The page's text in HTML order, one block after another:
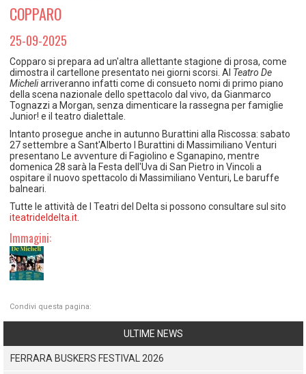
Coordinamento Provinciale Ferrarese Informagiovani
COPPARO
25-09-2025
Copparo si prepara ad un'altra allettante stagione di prosa, come
dimostra il cartellone presentato nei giorni scorsi. Al Teatro De
Micheliarriveranno infatti come di consueto nomi di primo piano
della scena nazionale dello spettacolo dal vivo, da Gianmarco
Tognazzi a Morgan, senza dimenticare la rassegna per famiglie
Junior! e il teatro dialettale.
Intanto prosegue anche in autunno Burattini alla Riscossa: sabato
27 settembre a Sant'Alberto I Burattini di Massimiliano Venturi
presentano Le avventure di Fagiolino e Sganapino, mentre
domenica 28 sarà la Festa dell'Uva di San Pietro in Vincoli a
ospitare il nuovo spettacolo di Massimiliano Venturi, Le baruffe
balneari.
Tutte le attività de I Teatri del Delta si possono consultare sul sito
iteatrideldelta.it
Immagini:
Condivi questa pagina:
ULTIME NEWS
FERRARA BUSKERS FESTIVAL 2026